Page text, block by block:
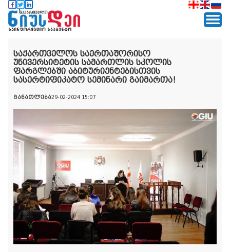
საქართველოს საერთაშორისო
უნივერსიტეტის სამართლის სკოლის
ფარგლებში აბიტურიენტებისთვის
სასერტიფიკატო სემინარი გაიმართა!
განათლება29-02-2024 15:07